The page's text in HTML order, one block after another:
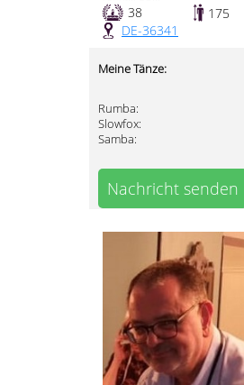
38
175
DE-36341
Meine Tänze:
Rumba:
Slowfox:
Samba:
Nachricht senden